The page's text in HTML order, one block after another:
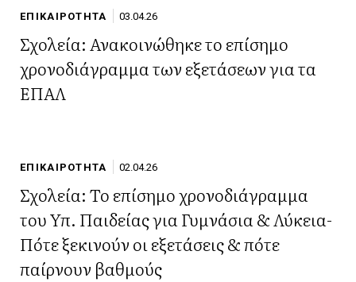
ΕΠΙΚΑΙΡΟΤΗΤΑ 03.04.26
Σχολεία: Ανακοινώθηκε το επίσημο
χρονοδιάγραμμα των εξετάσεων για τα
ΕΠΑΛ
ΕΠΙΚΑΙΡΟΤΗΤΑ 02.04.26
Σχολεία: Το επίσημο χρονοδιάγραμμα
του Υπ. Παιδείας για Γυμνάσια & Λύκεια-
Πότε ξεκινούν οι εξετάσεις & πότε
παίρνουν βαθμούς